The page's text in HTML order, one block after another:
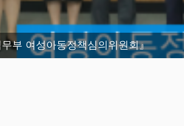
부 여성아동정책심의위원회』